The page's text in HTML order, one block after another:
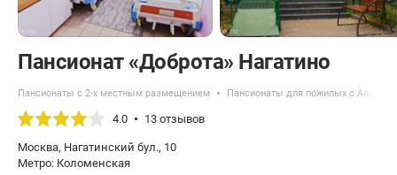
Пансионат «Доброта» Нагатино
Пансионаты с 2-х местным размещением Пансионаты для пожилых с
4.0 13 отзывов
Москва, Нагатинский бул., 10
Метро: Коломенская